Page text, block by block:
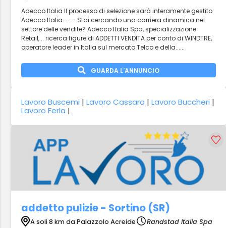
Adecco Italia Il processo di selezione sarà interamente gestito
Adecco Italia... -- Stai cercando una carriera dinamica nel
settore delle vendite? Adecco Italia Spa, specializzazione
Retail,... ricerca figure di ADDETTI VENDITA per conto di WINDTRE,
operatore leader in Italia sul mercato Telco e della......
GUARDA L'ANNUNCIO
Lavoro Buscemi |Lavoro Cassaro |Lavoro Buccheri |
Lavoro Ferla |
addetto pulizie - Sortino (SR)
A soli 8 km da Palazzolo Acreide Randstad Italia Spa